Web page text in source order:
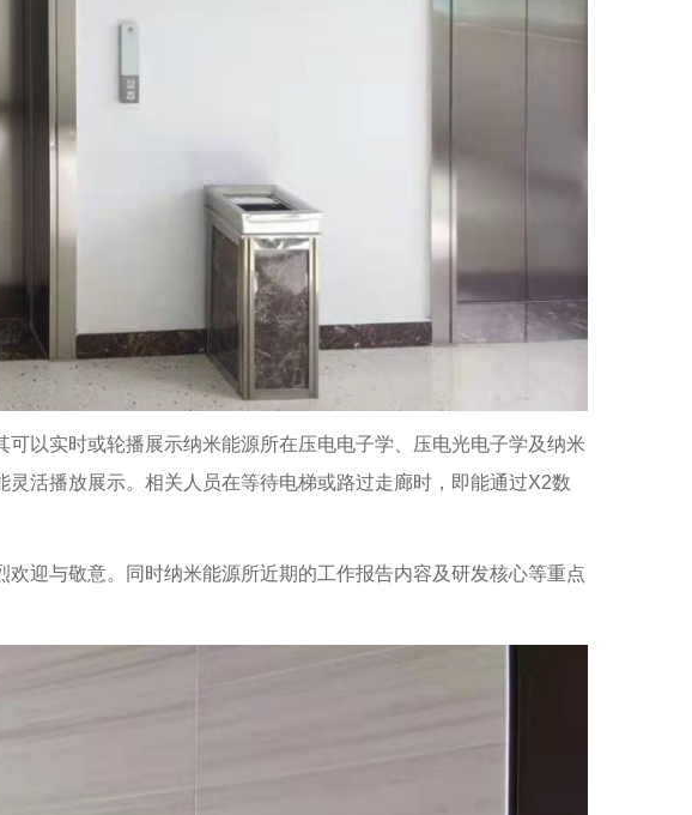
以实时或轮播展示纳米能源所在压电电子学、压电光电子学及纳米
活播放展示。相关人员在等待电梯或路过走廊时，即能通过X2数
迎与敬意。同时纳米能源所近期的工作报告内容及研发核心等重点